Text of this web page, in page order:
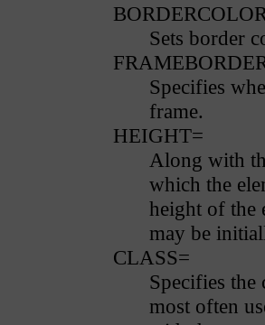
Sets border
Specifies
frame.
HEIGHT=
Along with
which the
height of the
may be
CLASS=
Specifies the
most often